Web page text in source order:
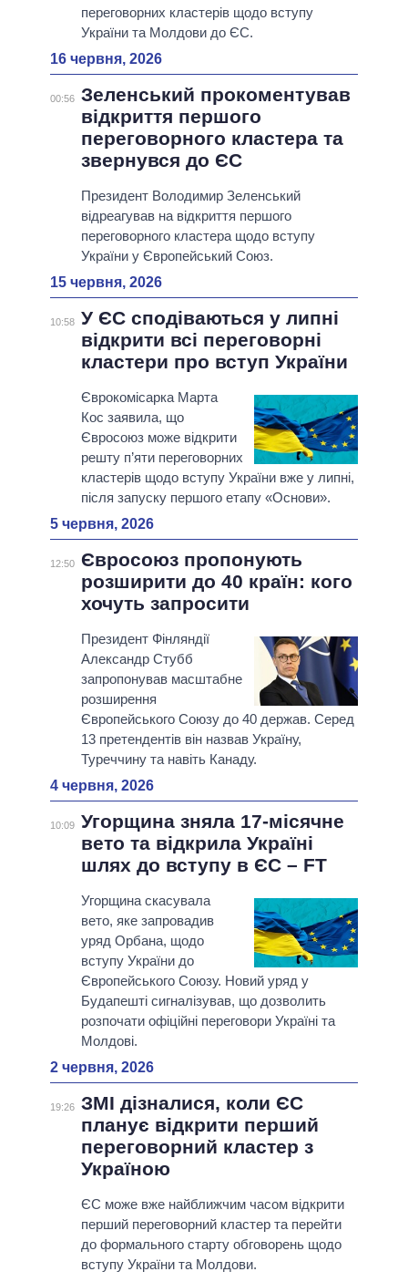
переговорних кластерів щодо вступу
України та Молдови до ЄС.
16 червня, 2026
00:56 Зеленський прокоментував
відкриття першого
переговорного кластера та
звернувся до ЄС
Президент Володимир Зеленський
відреагував на відкриття першого
переговорного кластера щодо вступу
України у Європейський Союз.
15 червня, 2026
10:58 У ЄС сподіваються у липні
відкрити всі переговорні
кластери про вступ України
Єврокомісарка Марта
Кос заявила, що
Євросоюз може відкрити
решту п’яти переговорних
кластерів щодо вступу України вже у липні,
після запуску першого етапу «Основи».
5 червня, 2026
12:50 Євросоюз пропонують
розширити до 40 країн: кого
хочуть запросити
Президент Фінляндії
Александр Стубб
запропонував масштабне
розширення
Європейського Союзу до 40 держав. Серед
13 претендентів він назвав Україну,
Туреччину та навіть Канаду.
4 червня, 2026
10:09 Угорщина зняла 17-місячне
вето та відкрила Україні
шлях до вступу в ЄС – FT
Угорщина скасувала
вето, яке запровадив
уряд Орбана, щодо
вступу України до
Європейського Союзу. Новий уряд у
Будапешті сигналізував, що дозволить
розпочати офіційні переговори Україні та
Молдові.
2 червня, 2026
19:26 ЗМІ дізналися, коли ЄС
планує відкрити перший
переговорний кластер з
Україною
ЄС може вже найближчим часом відкрити
перший переговорний кластер та перейти
до формального старту обговорень щодо
вступу України та Молдови.